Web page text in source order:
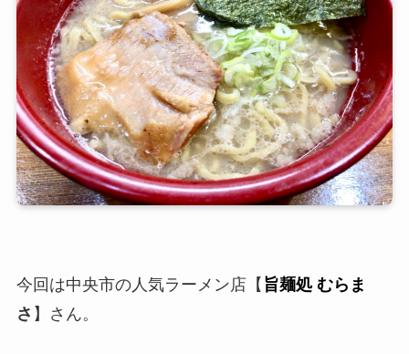
今回は中央市の人気ラーメン店【 旨麺処 むらま
さ 】さん。